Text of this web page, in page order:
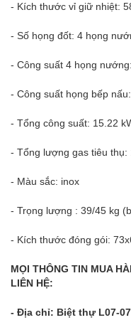
- Kích thước vỉ giữ nhiệt:
- Số họng đốt: 4 họng
- Công suất 4 họng
- Công suất họng bếp
- Tổng công suất: 15.22
- Tổng lượng gas tiêu thụ:
- Màu sắc: inox
- Trọng lượng : 39/45 kg
- Kích thước đóng gói:
MỌI THÔNG TIN MUA
LIÊN HỆ:
- Địa chỉ: Biệt thự L07-